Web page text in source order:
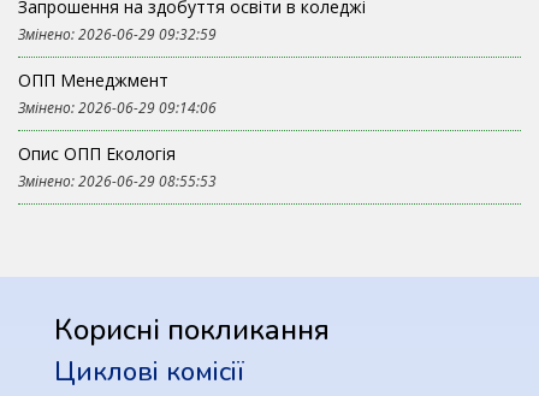
Запрошення на здобуття освіти в коледжі
Змінено: 2026-06-29 09:32:59
ОПП Менеджмент
Змінено: 2026-06-29 09:14:06
Опис ОПП Екологія
Змінено: 2026-06-29 08:55:53
Корисні покликання
Циклові комісії